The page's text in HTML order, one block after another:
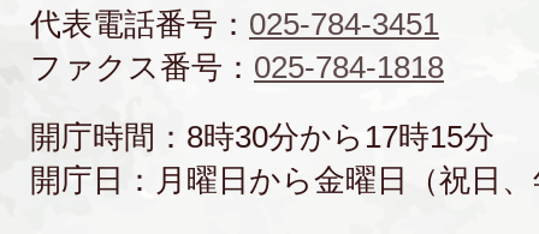
代表電話番号： 025-784-3451
ファクス番号： 025-784-1818
開庁時間：8時30分から17時15分
開庁日：月曜日から金曜日（祝日